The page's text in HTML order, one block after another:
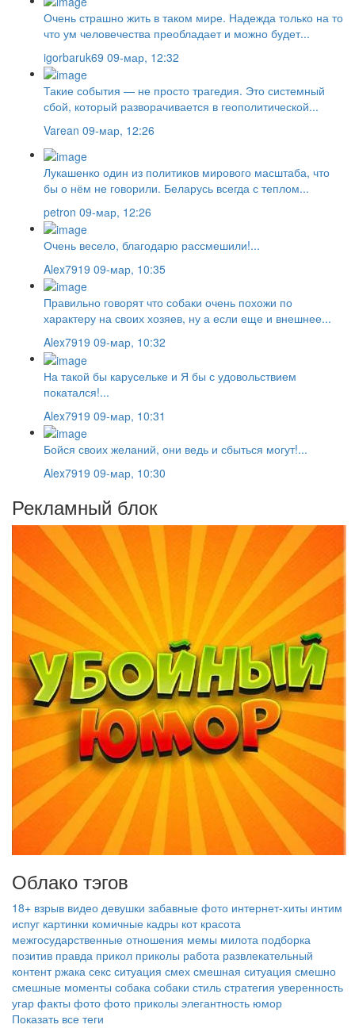
Очень страшно жить в таком мире. Надежда только на то
что ум человечества преобладает и можно будет...
igorbaruk69 09-мар, 12:32
Такие события — не просто трагедия. Это системный
сбой, который разворачивается в геополитической...
Varean 09-мар, 12:26
Лукашенко один из политиков мирового масштаба, что
бы о нём не говорили. Беларусь всегда с теплом...
petron 09-мар, 12:26
Очень весело, благодарю рассмешили!...
Alex7919 09-мар, 10:35
Правильно говорят что собаки очень похожи по
характеру на своих хозяев, ну а если еще и внешнее...
Alex7919 09-мар, 10:32
На такой бы карусельке и Я бы с удовольствием
покатался!...
Alex7919 09-мар, 10:31
Бойся своих желаний, они ведь и сбыться могут!...
Alex7919 09-мар, 10:30
Рекламный блок
Облако тэгов
18+ взрыв видео девушки забавные фото интернет‑хиты интим
испуг картинки комичные кадры кот красота
межгосударственные отношения мемы милота подборка
позитив правда прикол приколы работа развлекательный
контент ржака секс ситуация смех смешная ситуация смешно
смешные моменты собака собаки стиль стратегия уверенность
угар факты фото фото приколы элегантность юмор
Показать все теги